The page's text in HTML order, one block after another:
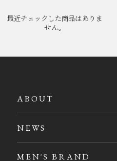
最近チェックした商品はありま
せん。
ABOUT
NEWS
MEN'S BRAND